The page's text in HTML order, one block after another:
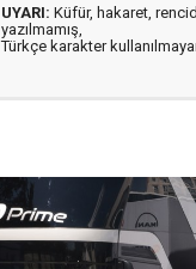
UYARI: Küfür, hakaret,
yazılmamış,
Türkçe karakter